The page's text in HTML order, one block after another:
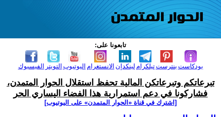
تابعونا على:
الفيسبوك التويتر اليوتيوب الانستغرام لينكدإن تيلكرامبنترست بودكاست
تبرعاتكم وتبرعاتكن المالية تحفظ استقلال الحوار المتمدن،
فشاركونا في دعم استمرارية هذا الفضاء اليساري الحر
[اشترك في قناة ‫«الحوار المتمدن» على اليوتيوب]